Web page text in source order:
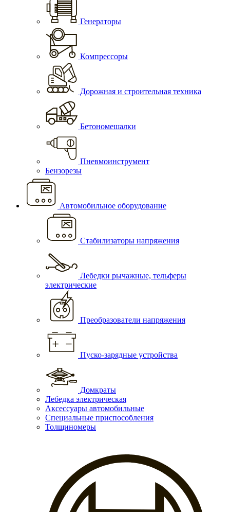
Генераторы
Компрессоры
Дорожная и строительная техника
Бетономешалки
Пневмоинструмент
Бензорезы
Автомобильное оборудование
Стабилизаторы напряжения
Лебедки рычажные, тельферы
электрические
Преобразователи напряжения
Пуско-зарядные устройства
Домкраты
Лебедка электрическая
Аксессуары автомобильные
Специальные приспособления
Толщиномеры